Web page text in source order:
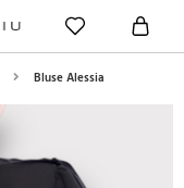
Bluse Alessia